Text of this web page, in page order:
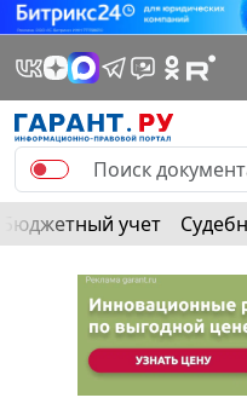
Бюджетный учет